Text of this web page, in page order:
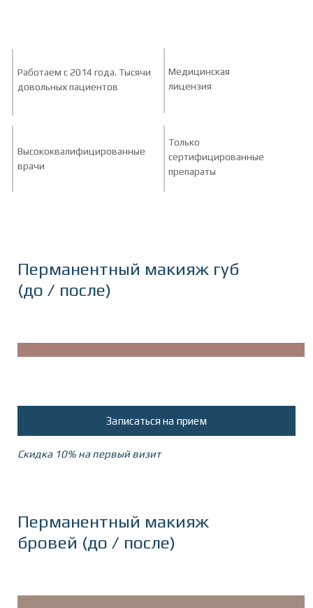
Только
сертифицированные
препараты
Высококвалифицированные
врачи
Медицинская
лицензия
Работаем с 2014 года. Тысячи
довольных пациентов
Перманентный макияж губ
(до / после)
Записаться на прием
Скидка 10% на первый визит
Перманентный макияж
бровей (до / после)